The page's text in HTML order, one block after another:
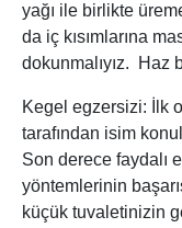
yağı ile birlikte
da iç kısımlarına
dokunmalıyız. Haz
Kegel egzersizi: İlk
tarafından isim
Son derece faydalı
yöntemlerinin
küçük tuvaletinizin